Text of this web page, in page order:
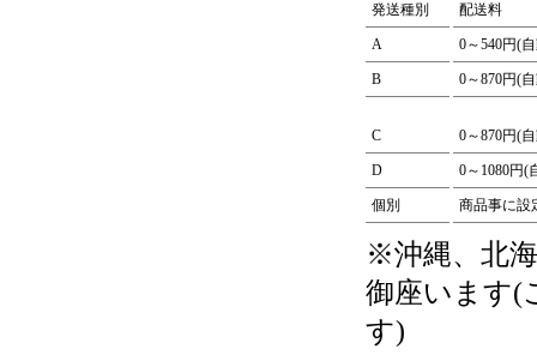
発送種別 配送料
A 0～540円(
B 0～870円(
C 0～870円(
D 0～1080円(
個別 商品事に設
※沖縄、北
御座います(
す)